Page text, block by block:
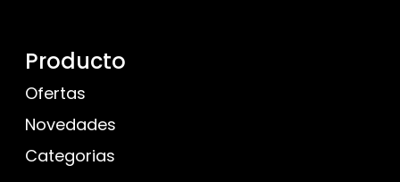
Producto
Ofertas
Novedades
Categorias